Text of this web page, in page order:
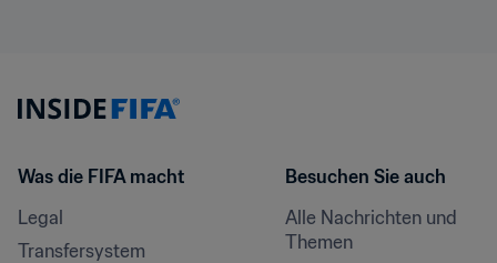
Was die FIFA macht
Legal
Transfersystem
Besuchen Sie auch
Alle Nachrichten und
Themen